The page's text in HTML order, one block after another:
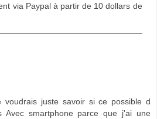
via Paypal à partir de 10 dollars de
voudrais juste savoir si ce possible d
Avec smartphone parce que j'ai une